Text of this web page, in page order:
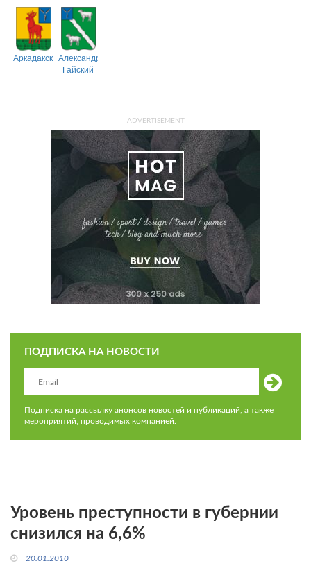
АркадакскийАлександрово-
Гайский
ADVERTISEMENT
ПОДПИСКА НА НОВОСТИ
Подписка на рассылку анонсов новостей и публикаций, а также
мероприятий, проводимых компанией.
Уровень преступности в губернии
снизился на 6,6%
20.01.2010